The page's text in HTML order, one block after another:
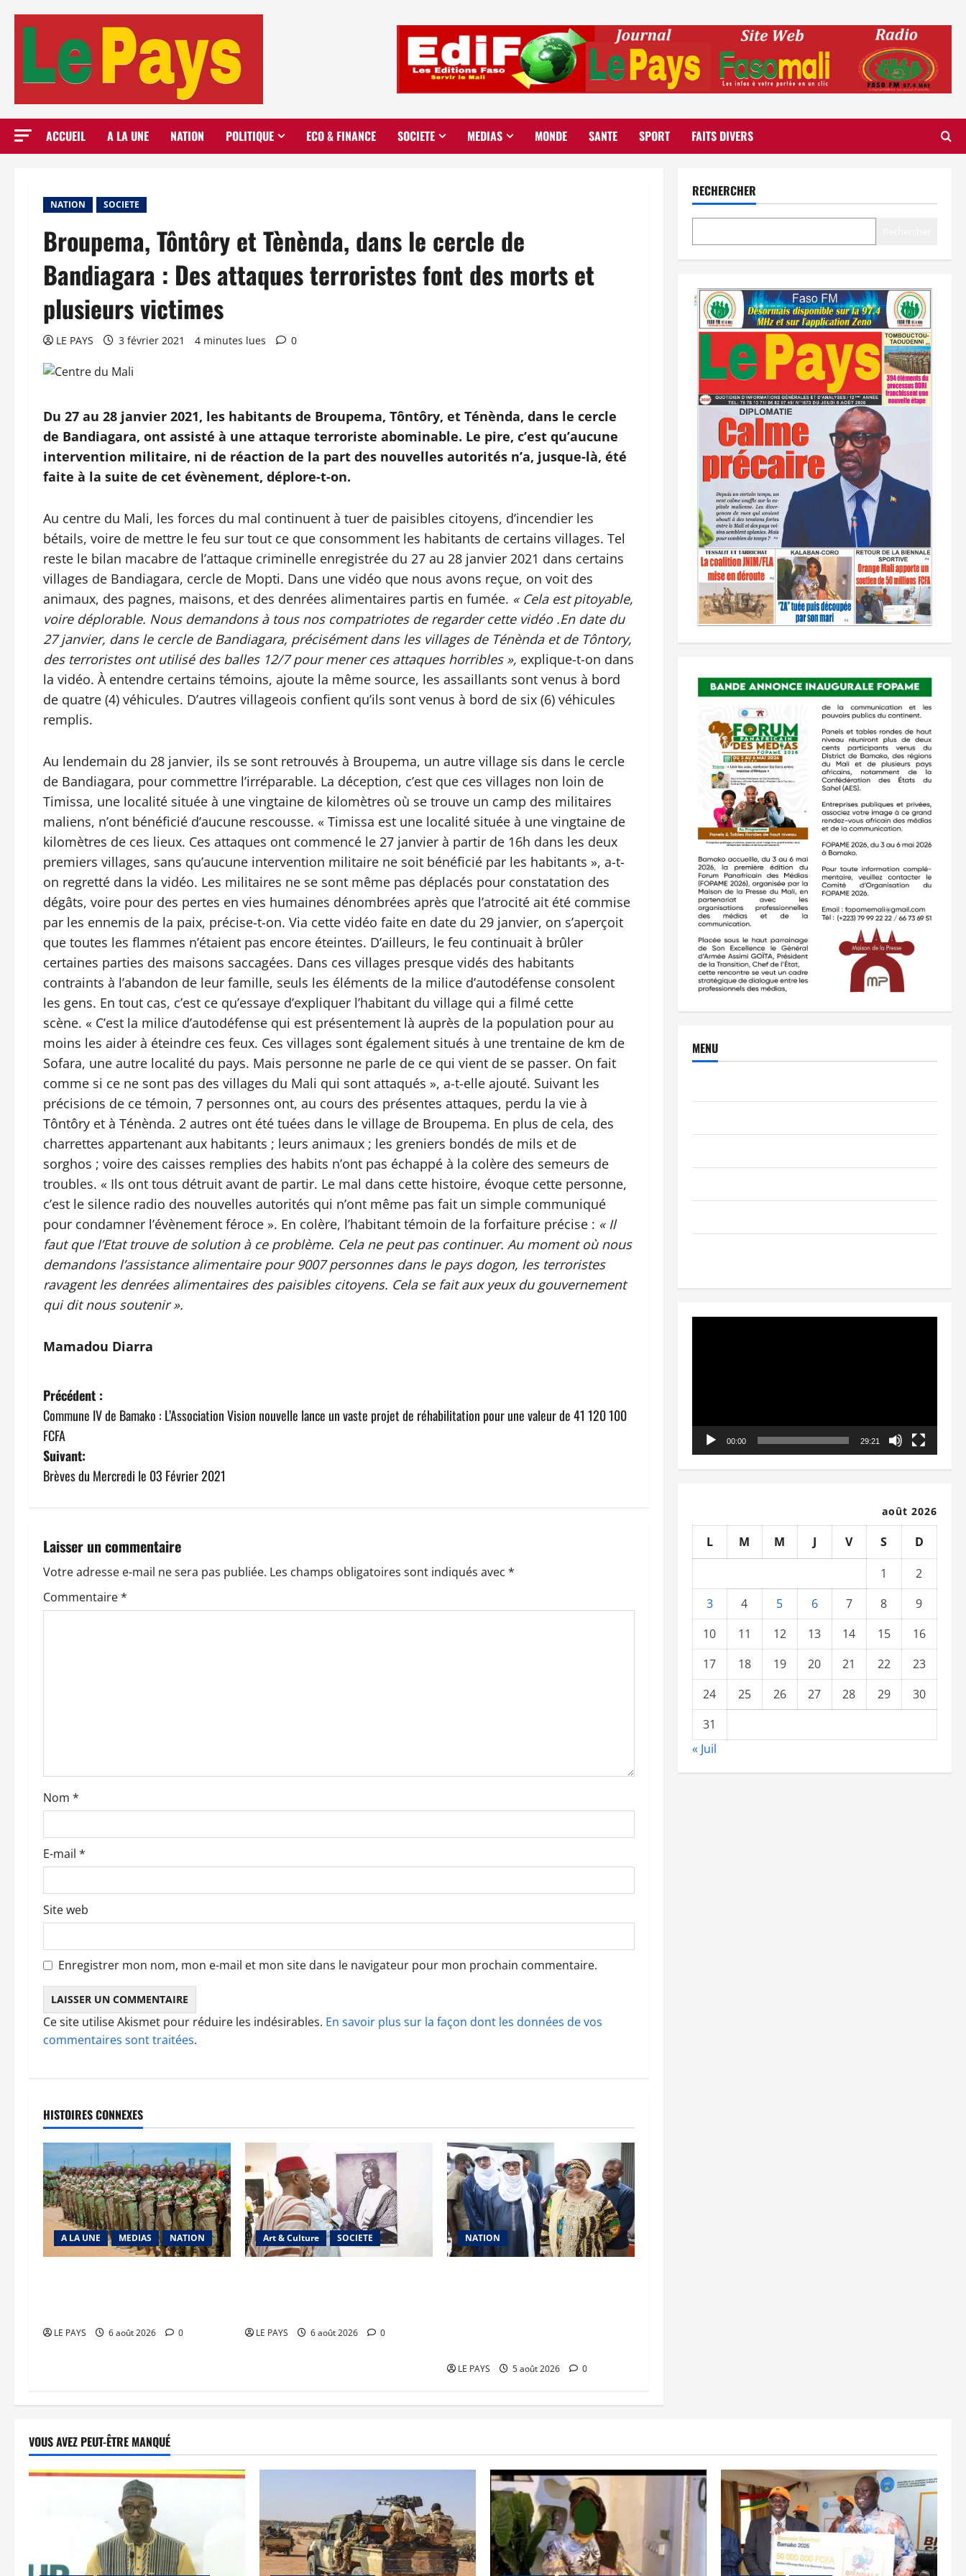
ACCUEIL A LA UNE NATION POLITIQUE ECO & FINANCE SOCIETE MEDIAS MONDE SANTE SPORT FAITS DIVERS
NATION SOCIETE
Broupema, Tôntôry et Tènènda, dans le cercle de
Bandiagara : Des attaques terroristes font des morts et
plusieurs victimes
LE PAYS 3 février 2021 4 minutes lues 0
Du 27 au 28 janvier 2021, les habitants de Broupema, Tôntôry, et Ténènda, dans le cercle
de Bandiagara, ont assisté à une attaque terroriste abominable. Le pire, c’est qu’aucune
intervention militaire, ni de réaction de la part des nouvelles autorités n’a, jusque-là, été
faite à la suite de cet évènement, déplore-t-on.
Au centre du Mali, les forces du mal continuent à tuer de paisibles citoyens, d’incendier les
bétails, voire de mettre le feu sur tout ce que consomment les habitants de certains villages. Tel
reste le bilan macabre de l’attaque criminelle enregistrée du 27 au 28 janvier 2021 dans certains
villages de Bandiagara, cercle de Mopti. Dans une vidéo que nous avons reçue, on voit des
animaux, des pagnes, maisons, et des denrées alimentaires partis en fumée. « Cela est pitoyable,
voire déplorable. Nous demandons à tous nos compatriotes de regarder cette vidéo .En date du
27 janvier, dans le cercle de Bandiagara, précisément dans les villages de Ténènda et de Tôntory,
des terroristes ont utilisé des balles 12/7 pour mener ces attaques horribles », explique-t-on dans
la vidéo. À entendre certains témoins, ajoute la même source, les assaillants sont venus à bord
de quatre (4) véhicules. D’autres villageois confient qu’ils sont venus à bord de six (6) véhicules
remplis.
Au lendemain du 28 janvier, ils se sont retrouvés à Broupema, un autre village sis dans le cercle
de Bandiagara, pour commettre l’irréparable. La déception, c’est que ces villages non loin de
Timissa, une localité située à une vingtaine de kilomètres où se trouve un camp des militaires
maliens, n’ont bénéficié d’aucune rescousse. « Timissa est une localité située à une vingtaine de
kilomètres de ces lieux. Ces attaques ont commencé le 27 janvier à partir de 16h dans les deux
premiers villages, sans qu’aucune intervention militaire ne soit bénéficié par les habitants », a-t-
on regretté dans la vidéo. Les militaires ne se sont même pas déplacés pour constatation des
dégâts, voire pour des pertes en vies humaines dénombrées après que l’atrocité ait été commise
par les ennemis de la paix, précise-t-on. Via cette vidéo faite en date du 29 janvier, on s’aperçoit
que toutes les flammes n’étaient pas encore éteintes. D’ailleurs, le feu continuait à brûler
certaines parties des maisons saccagées. Dans ces villages presque vidés des habitants
contraints à l’abandon de leur famille, seuls les éléments de la milice d’autodéfense consolent
les gens. En tout cas, c’est ce qu’essaye d’expliquer l’habitant du village qui a filmé cette
scène. « C’est la milice d’autodéfense qui est présentement là auprès de la population pour au
moins les aider à éteindre ces feux. Ces villages sont également situés à une trentaine de km de
Sofara, une autre localité du pays. Mais personne ne parle de ce qui vient de se passer. On fait
comme si ce ne sont pas des villages du Mali qui sont attaqués », a-t-elle ajouté. Suivant les
précisions de ce témoin, 7 personnes ont, au cours des présentes attaques, perdu la vie à
Tôntôry et à Ténènda. 2 autres ont été tuées dans le village de Broupema. En plus de cela, des
charrettes appartenant aux habitants ; leurs animaux ; les greniers bondés de mils et de
sorghos ; voire des caisses remplies des habits n’ont pas échappé à la colère des semeurs de
troubles. « Ils ont tous détruit avant de partir. Le mal dans cette histoire, évoque cette personne,
c’est le silence radio des nouvelles autorités qui n’ont même pas fait un simple communiqué
pour condamner l’évènement féroce ». En colère, l’habitant témoin de la forfaiture précise : « Il
faut que l’Etat trouve de solution à ce problème. Cela ne peut pas continuer. Au moment où nous
demandons l’assistance alimentaire pour 9007 personnes dans le pays dogon, les terroristes
ravagent les denrées alimentaires des paisibles citoyens. Cela se fait aux yeux du gouvernement
qui dit nous soutenir ».
Mamadou Diarra
N
a
v
i
a
t
i
r
t
i
l
e
Précédent :
Commune IV de Bamako : L’Association Vision nouvelle lance un vaste projet de réhabilitation pour une valeur de 41 120 100
FCFA
Suivant:
Brèves du Mercredi le 03 Février 2021
Laisser un commentaire
Votre adresse e-mail ne sera pas publiée. Les champs obligatoires sont indiqués avec *
Commentaire*
Nom *
E-mail *
Site web
Enregistrer mon nom, mon e-mail et mon site dans le navigateur pour mon prochain commentaire.
Ce site utilise Akismet pour réduire les indésirables. En savoir plus sur la façon dont les données de vos
commentaires sont traitées.
HISTOIRES CONNEXES
A LA UNE MEDIAS NATION
LE PAYS 6 août 2026 0
Art & Culture SOCIETE
LE PAYS 6 août 2026 0
NATION
LE PAYS 5 août 2026 0
RECHERCHER
MENU
00:00 29:21
août 2026
L M M J V S
D
1
2
3
4 5 6 7 8
9
10
11 12 13 14 15
16
17
18 19 20 21 22
23
24
25 26 27 28 29
30
31
« Juil
VOUS AVEZ PEUT-ÊTRE MANQUÉ